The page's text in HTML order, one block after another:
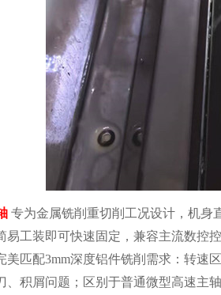
专为金属铣削重切削工况设计，机身
易工装即可快速固定，兼容主流数控
匹配3mm深度铝件铣削需求：转速
、积屑问题；区别于普通微型高速主